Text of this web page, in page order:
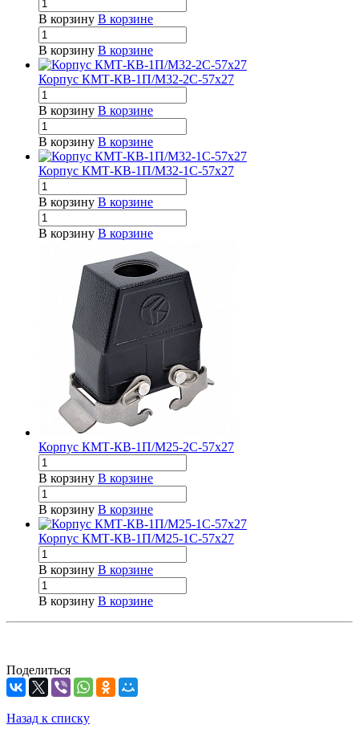
В корзину В корзине
В корзину В корзине
Корпус КМТ-КВ-1П/М32-2С-57х27
В корзину В корзине
В корзину В корзине
Корпус КМТ-КВ-1П/М32-1С-57х27
В корзину В корзине
В корзину В корзине
Корпус КМТ-КВ-1П/М25-2С-57х27
В корзину В корзине
В корзину В корзине
Корпус КМТ-КВ-1П/М25-1С-57х27
В корзину В корзине
В корзину В корзине
Поделиться
Назад к списку